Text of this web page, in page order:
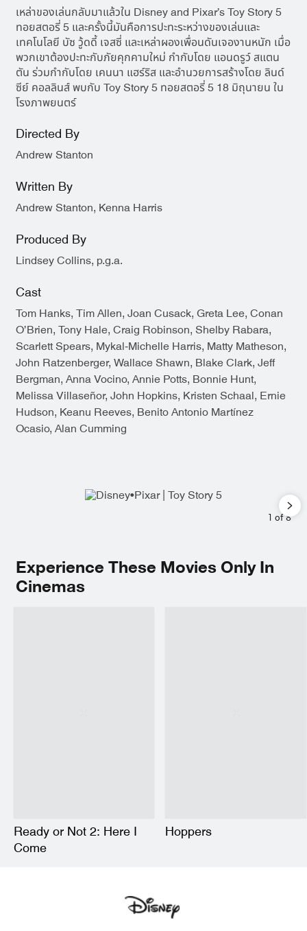
เหล่าของเล่นกลับมาแล้วใน Disney and Pixar’s Toy Story 5
ทอยสตอรี่ 5 และครั้งนี้มันคือการปะทะระหว่างของเล่นและ
เทคโนโลยี บัซ วู้ดดี้ เจสซี่ และเหล่าผองเพื่อนดันเจองานหนัก เมื่อ
พวกเขาต้องปะทะกับภัยคุกคามใหม่ กำกับโดย แอนดรูว์ สแตน
ตัน ร่วมกำกับโดย เคนนา แฮร์ริส และอำนวยการสร้างโดย ลินด์
ซีย์ คอลลินส์ พบกับ Toy Story 5 ทอยสตอรี่ 5 18 มิถุนายน ใน
โรงภาพยนตร์
Directed By
Andrew Stanton
Written By
Andrew Stanton, Kenna Harris
Produced By
Lindsey Collins, p.g.a.
Cast
Tom Hanks, Tim Allen, Joan Cusack, Greta Lee, Conan
O’Brien, Tony Hale, Craig Robinson, Shelby Rabara,
Scarlett Spears, Mykal-Michelle Harris, Matty Matheson,
John Ratzenberger, Wallace Shawn, Blake Clark, Jeff
Bergman, Anna Vocino, Annie Potts, Bonnie Hunt,
Melissa Villaseñor, John Hopkins, Kristen Schaal, Ernie
Hudson, Keanu Reeves, Benito Antonio Martínez
Ocasio, Alan Cumming
1 of 8
Experience These Movies Only In
Cinemas
Ready or Not 2: Here I
Come
Hoppers